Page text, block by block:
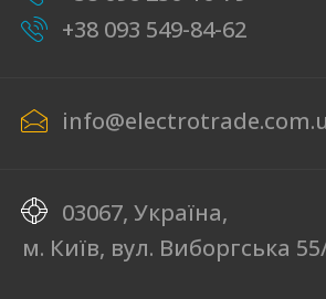
+38 093 549-84-62
03067, Україна,
м. Київ, вул. Виборгська